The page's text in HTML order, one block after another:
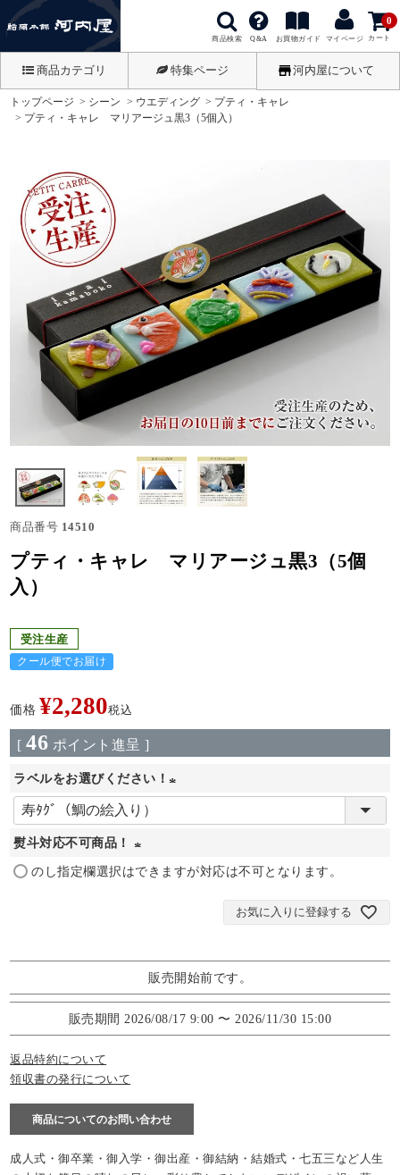
商品検索 Q&A お買物ガイド マイページ カート
0
商品カテゴリ 特集ページ 河内屋について
トップページ シーン ウエディング
プティ・キャレ
プティ・キャレ マリアージュ黒3（5個入）
商品番号 14510
プティ・キャレ マリアージュ黒3（5個
入）
受注生産
クール便でお届け
価格 ¥2,280税込
[ 46 ポイント進呈 ]
ラベルをお選びください！
必
)
熨斗対応不可商品！
(
のし指定欄選択はできますが対応は不可となります。
お気に入りに登録する
販売開始前です。
販売期間 2026/08/17 9:00 〜 2026/11/30 15:00
返品特約について
領収書の発行について
商品についてのお問い合わせ
成人式・御卒業・御入学・御出産・御結納・結婚式・七五三など人生